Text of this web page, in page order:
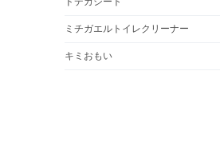
ミチガエルトイレクリーナー
キミおもい